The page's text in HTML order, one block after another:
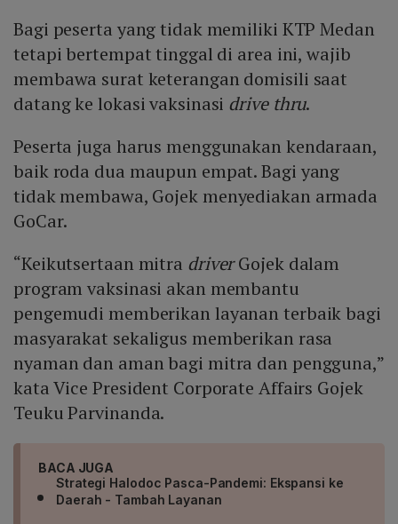
Bagi peserta yang tidak memiliki KTP Medan
tetapi bertempat tinggal di area ini, wajib
membawa surat keterangan domisili saat
datang ke lokasi vaksinasi drive thru.
Peserta juga harus menggunakan kendaraan,
baik roda dua maupun empat. Bagi yang
tidak membawa, Gojek menyediakan armada
GoCar.
“Keikutsertaan mitra driverGojek dalam
program vaksinasi akan membantu
pengemudi memberikan layanan terbaik bagi
masyarakat sekaligus memberikan rasa
nyaman dan aman bagi mitra dan pengguna,”
kata Vice President Corporate Affairs Gojek
Teuku Parvinanda.
BACA JUGA
Strategi Halodoc Pasca-Pandemi: Ekspansi ke
Daerah - Tambah Layanan